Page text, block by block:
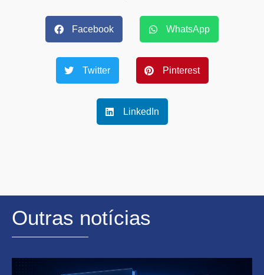
Facebook WhatsApp
Twitter Pinterest
LinkedIn
Outras notícias